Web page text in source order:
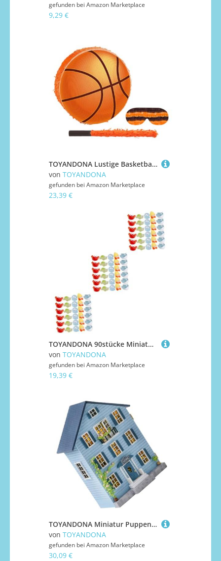
gefunden bei Amazon Marketplace
9,29 €
TOYANDONA Lustige Basketball-Piñata mit Fledermaus-Augenbinde und Konfetti für Jungen, Sportball-Partyspiel für Geburtstagsfeiern, Schulveranstaltungen und Feiern
von TOYANDONA
gefunden bei Amazon Marketplace
23,39 €
TOYANDONA 90stücke Miniatur-tierfiguren Teiliges Deko Strand-szenen Realistische Meerestiere Für Tischdekoration -projekte Robuste Harz-Materialien Für Kreative Unterwasserlandschaften
von TOYANDONA
gefunden bei Amazon Marketplace
19,39 €
TOYANDONA Miniatur Puppenhaus Bausatz aus Holz mit Umfangreicher Möbelsammlung Stabiles DIY Modell für Jugendliche Kreatives Weihnachtsdekorationsset Handwerk und Familienzeit
von TOYANDONA
gefunden bei Amazon Marketplace
30,09 €